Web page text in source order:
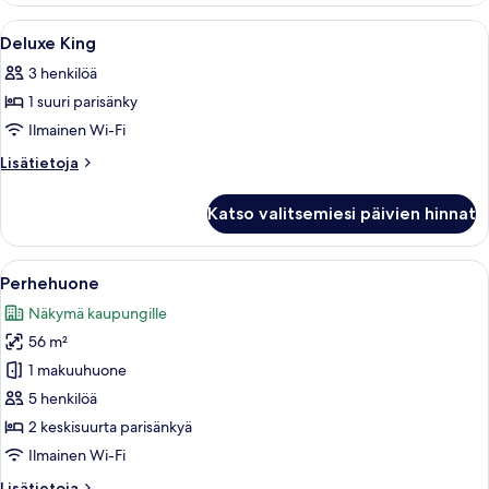
Avaa
kaikki
huonetyypin
Deluxe
King
kuvat
Hotellihuone, jossa on suuri sänky,
13
Deluxe King
3 henkilöä
1 suuri parisänky
Ilmainen Wi-Fi
Lisätietoja
Lisätietoja
Katso valitsemiesi päivien hinnat
Avaa
kaikki
huonetyypin
Perhehuone
kuvat
Hotellihuone, jossa on suuri sänky,
2
Perhehuone
Näkymä kaupungille
56 m²
1 makuuhuone
5 henkilöä
2 keskisuurta parisänkyä
Ilmainen Wi-Fi